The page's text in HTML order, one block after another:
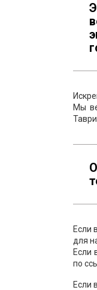
Мы
Если
для
Если
по
Если